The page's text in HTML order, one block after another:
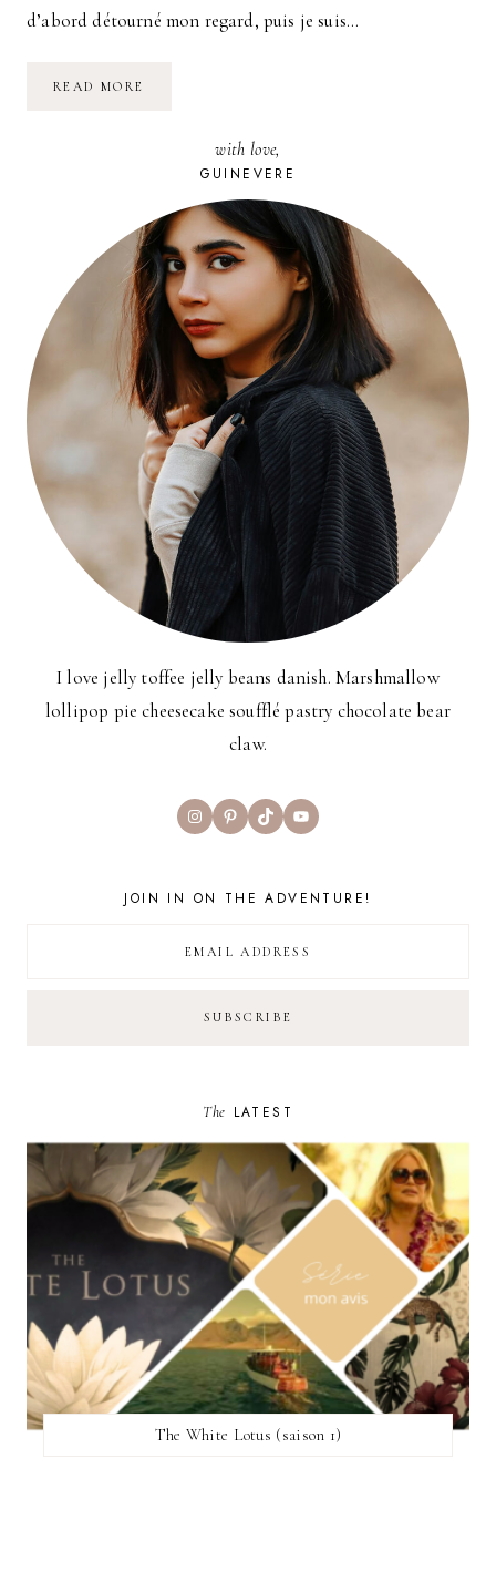
d’abord détourné mon regard, puis je suis…
READ MORE
with love,
GUINEVERE
I love jelly toffee jelly beans danish. Marshmallow
lollipop pie cheesecake soufflé pastry chocolate bear
claw.
InstagramPinterest
TikTokYouTube
JOIN IN ON THE ADVENTURE!
The LATEST
The White Lotus (saison 1)